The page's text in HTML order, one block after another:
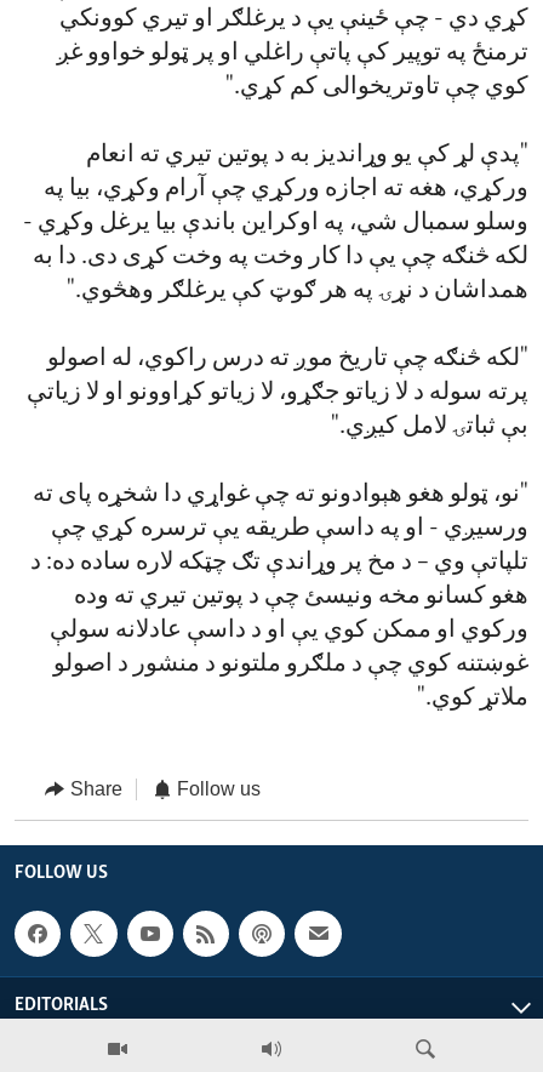
کړي دي - چې ځينې يې د يرغلګر او تيري کوونکي
ترمنځ په توپير کې پاتې راغلي او پر ټولو خواوو غږ
کوي چې تاوتريخوالی کم کړي."
"پدې لړ کې یو وړاندیز به د پوتین تیري ته انعام
ورکړي، هغه ته اجازه ورکړي چې آرام وکړي، بیا په
وسلو سمبال شي، په اوکراین باندې بیا یرغل وکړي -
لکه څنګه چې یې دا کار وخت په وخت کړی دی. دا به
همداشان د نړۍ په هر ګوټ کې یرغلګر وهڅوي."
"لکه څنګه چې تاریخ موږ ته درس راکوي، له اصولو
پرته سوله د لا زیاتو جګړو، لا زیاتو کړاوونو او لا زیاتې
بې ثباتۍ لامل کیږي."
"نو، ټولو هغو هېوادونو ته چې غواړي دا شخړه پای ته
ورسیږي - او په داسې طریقه یې ترسره کړي چې
تلپاتې وي – د مخ پر وړاندې تګ چټکه لاره ساده ده: د
هغو کسانو مخه ونیسئ چې د پوتین تیري ته وده
ورکوي او ممکن کوي یې او د داسې عادلانه سولې
غوښتنه کوي چې د ملګرو ملتونو د منشور د اصولو
ملاتړ کوي."
Share Follow us
FOLLOW US
EDITORIALS